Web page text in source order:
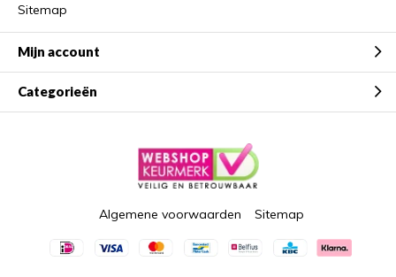
Sitemap
Mijn account
Categorieën
Algemene voorwaarden Sitemap